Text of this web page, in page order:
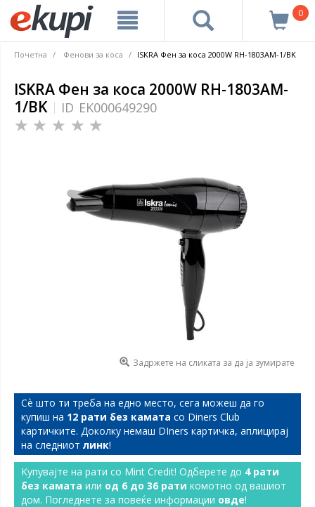
0
Почетна Фенови за коса ISKRA Фен за коса 2000W RH-1803AM-1/BK
ISKRA Фен за коса 2000W RH-1803AM-
1/BK
ID EK000649290
Задржете на сликата за да ја зумирате
Сѐ што ти треба на едно место, сега можеш да го
купиш на 12 рати без камата со Diners Club
картичките. Доколку немаш DIners картичка, аплицирај
на следниот линк!
Купувајте на рати со Mint Credit! Одберете до 4 рати
без камата или од 6 до 36 рати комотно од вашиот
дом. Погледнете за повеќе информации овде!